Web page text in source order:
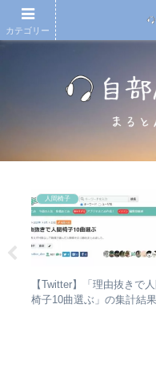
人間椅子
【Twitter】「理由抜きで
椅子10曲選ぶ」の集計結
カテゴリー